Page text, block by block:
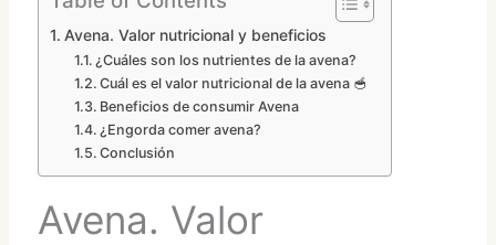
Avena. Valor nutricional y beneficios
¿Cuáles son los nutrientes de la avena?
Cuál es el valor nutricional de la avena 🥣
Beneficios de consumir Avena
¿Engorda comer avena?
Conclusión
Avena. Valor